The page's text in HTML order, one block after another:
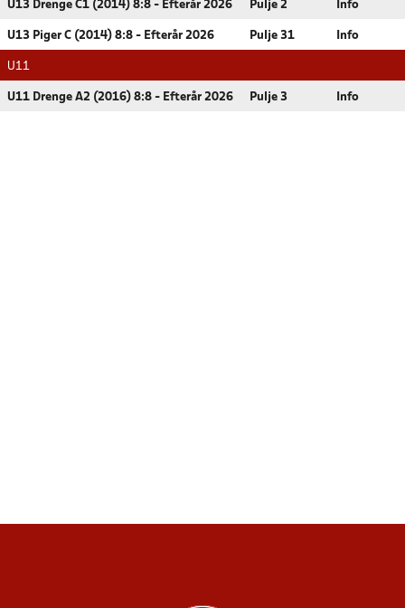
U13 Drenge C1 (2014) 8:8 - Efterår 2026 Pulje 2 Info
U13 Piger C (2014) 8:8 - Efterår 2026 Pulje 31 Info
U11
U11 Drenge A2 (2016) 8:8 - Efterår 2026 Pulje 3 Info